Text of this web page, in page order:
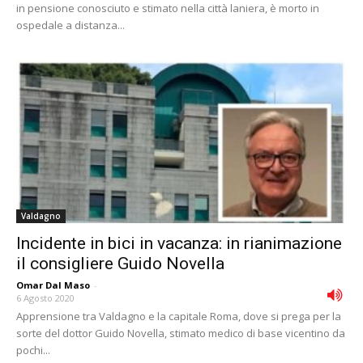
in pensione conosciuto e stimato nella città laniera, è morto in
ospedale a distanza...
Valdagno
Incidente in bici in vacanza: in rianimazione
il consigliere Guido Novella
Omar Dal Maso -
6 Agosto 2020
Apprensione tra Valdagno e la capitale Roma, dove si prega per la
sorte del dottor Guido Novella, stimato medico di base vicentino da
pochi...